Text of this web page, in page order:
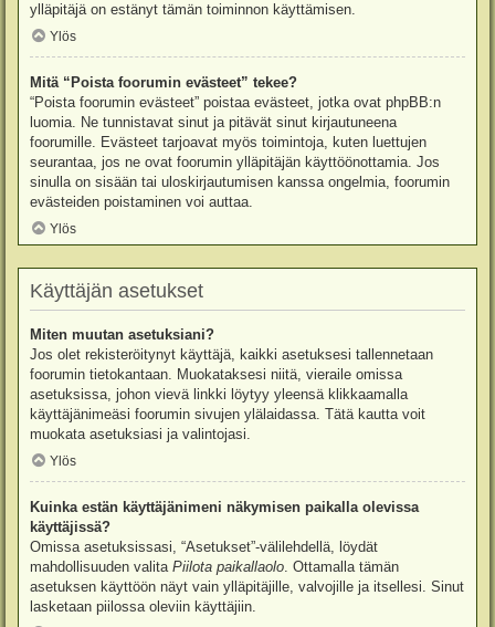
ylläpitäjä on estänyt tämän toiminnon käyttämisen.
Ylös
Mitä “Poista foorumin evästeet” tekee?
“Poista foorumin evästeet” poistaa evästeet, jotka ovat phpBB:n
luomia. Ne tunnistavat sinut ja pitävät sinut kirjautuneena
foorumille. Evästeet tarjoavat myös toimintoja, kuten luettujen
seurantaa, jos ne ovat foorumin ylläpitäjän käyttöönottamia. Jos
sinulla on sisään tai uloskirjautumisen kanssa ongelmia, foorumin
evästeiden poistaminen voi auttaa.
Ylös
Käyttäjän asetukset
Miten muutan asetuksiani?
Jos olet rekisteröitynyt käyttäjä, kaikki asetuksesi tallennetaan
foorumin tietokantaan. Muokataksesi niitä, vieraile omissa
asetuksissa, johon vievä linkki löytyy yleensä klikkaamalla
käyttäjänimeäsi foorumin sivujen ylälaidassa. Tätä kautta voit
muokata asetuksiasi ja valintojasi.
Ylös
Kuinka estän käyttäjänimeni näkymisen paikalla olevissa
käyttäjissä?
Omissa asetuksissasi, “Asetukset”-välilehdellä, löydät
mahdollisuuden valita Piilota paikallaolo. Ottamalla tämän
asetuksen käyttöön näyt vain ylläpitäjille, valvojille ja itsellesi. Sinut
lasketaan piilossa oleviin käyttäjiin.